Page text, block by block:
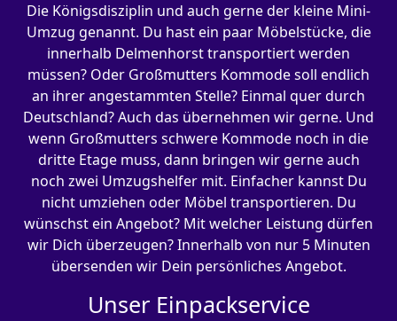
Die Königsdisziplin und auch gerne der kleine Mini-
Umzug genannt. Du hast ein paar Möbelstücke, die
innerhalb Delmenhorst transportiert werden
müssen? Oder Großmutters Kommode soll endlich
an ihrer angestammten Stelle? Einmal quer durch
Deutschland? Auch das übernehmen wir gerne. Und
wenn Großmutters schwere Kommode noch in die
dritte Etage muss, dann bringen wir gerne auch
noch zwei Umzugshelfer mit. Einfacher kannst Du
nicht umziehen oder Möbel transportieren. Du
wünschst ein Angebot? Mit welcher Leistung dürfen
wir Dich überzeugen? Innerhalb von nur 5 Minuten
übersenden wir Dein persönliches Angebot.
Unser Einpackservice